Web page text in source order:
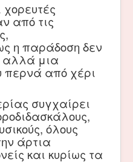
χορευτές
από τις
η παράδοση δεν
αλλά μια
περνά από χέρι
συγχαίρει
όλους
άρτια
και κυρίως τα